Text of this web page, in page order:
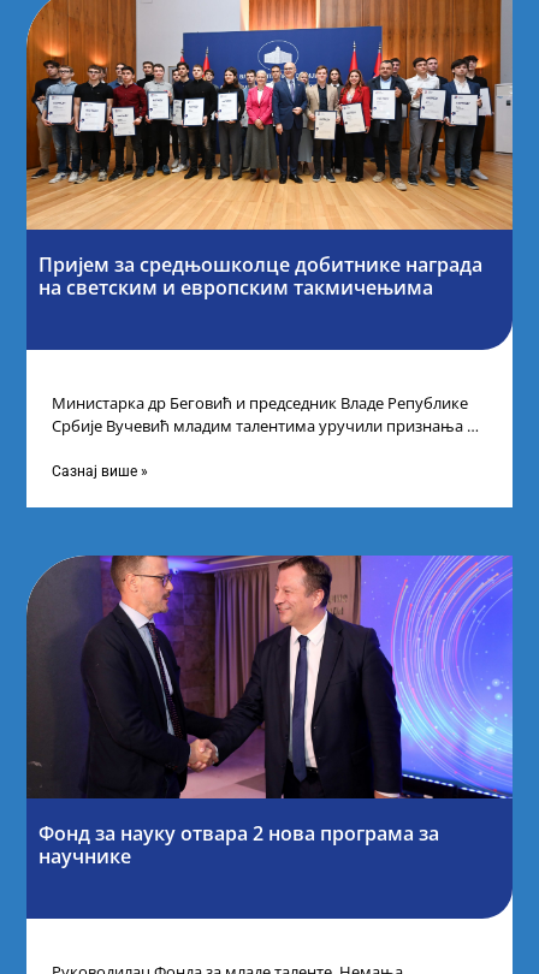
Пријем за средњошколце добитнике награда
на светским и европским такмичењима
Министарка др Беговић и председник Владе Републике
Србије Вучевић младим талентима уручили признања У
Сазнај више »
Фонд за науку отвара 2 нова програма за
научнике